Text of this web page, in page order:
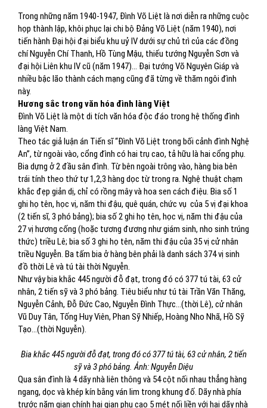
Trong những năm 1940-1947, Đình Võ Liệt là nơi diễn ra những cuộc
họp thành lập, khôi phục lại chi bộ Đảng Võ Liệt (năm 1940), nơi
tiến hành Đại hội đại biểu khu uỷ IV dưới sự chủ trì của các đồng
chí Nguyễn Chí Thanh, Hồ Tùng Mậu, thiếu tướng Nguyễn Sơn và
đại hội Liên khu IV cũ (năm 1947)… Đại tướng Võ Nguyên Giáp và
nhiều bậc lão thành cách mạng cũng đã từng về thăm ngôi đình
này.
Hương sắc trong văn hóa đình làng Việt
Đình Võ Liệt là một di tích văn hóa độc đáo trong hệ thống đình
làng Việt Nam.
Theo tác giả luận án Tiến sĩ “Đình Võ Liệt trong bối cảnh đình Nghệ
An”, từ ngoài vào, cổng đình có hai trụ cao, tả hữu là hai cổng phụ.
Bia dựng ở 2 đầu sân đình. Từ bên ngoài trông vào, hàng bia bên
trái tính theo thứ tự 1,2,3 hàng dọc từ trong ra. Nghệ thuật chạm
khắc đẹp giản dị, chỉ có rồng mây và hoa sen cách điệu. Bia số 1
ghi họ tên, học vị, năm thi đậu, quê quán, chức vụ của 5 vị đại khoa
(2 tiến sĩ, 3 phó bảng); bia số 2 ghi họ tên, học vị, năm thi đậu của
27 vị hương cống (hoặc tương đương như giám sinh, nho sinh trúng
thức) triều Lê; bia số 3 ghi họ tên, năm thi đậu của 35 vị cử nhân
triều Nguyễn. Ba tấm bia ở hàng bên phải là danh sách 374 vị sinh
đồ thời Lê và tú tài thời Nguyễn.
Như vậy bia khắc 445 người đỗ đạt, trong đó có 377 tú tài, 63 cử
nhân, 2 tiến sỹ và 3 phó bảng. Tiêu biểu như tú tài Trần Văn Thăng,
Nguyễn Cảnh, Đỗ Đức Cao, Nguyễn Đình Thực…(thời Lê), cử nhân
Vũ Duy Tân, Tống Huy Viên, Phan Sỹ Nhiếp, Hoàng Nho Nhã, Hồ Sỹ
Tạo…(thời Nguyễn).
Bia khắc 445 người đỗ đạt, trong đó có 377 tú tài, 63 cử nhân, 2 tiến
sỹ và 3 phó bảng. Ảnh: Nguyễn Diệu
Qua sân đình là 4 dãy nhà liên thông và 54 cột nối nhau thẳng hàng
ngang, dọc và khép kín bằng ván lim trong khung đố. Dãy nhà phía
trước năm gian chính hai gian phụ cao 5 mét nối liền với hai dãy nhà